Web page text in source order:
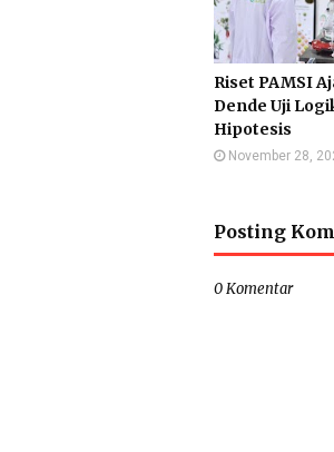
Riset PAMSI
Dende Uji
Hipotesis
November 28,
Posting
0 Komentar